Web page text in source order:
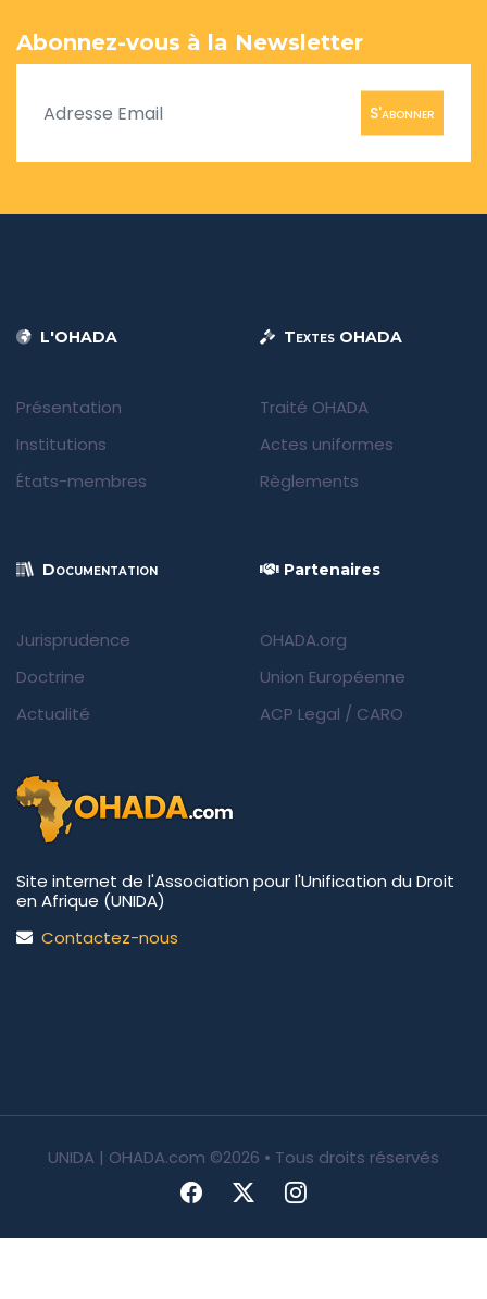
Abonnez-vous à la Newsletter
S'abonner
L'OHADA
Présentation
Institutions
États-membres
Textes OHADA
Traité OHADA
Actes uniformes
Règlements
Documentation
Jurisprudence
Doctrine
Actualité
Partenaires
OHADA.org
Union Européenne
ACP Legal / CARO
Site internet de l'Association pour l'Unification du Droit
en Afrique (UNIDA)
Contactez-nous
UNIDA | OHADA.com ©2026 • Tous droits réservés